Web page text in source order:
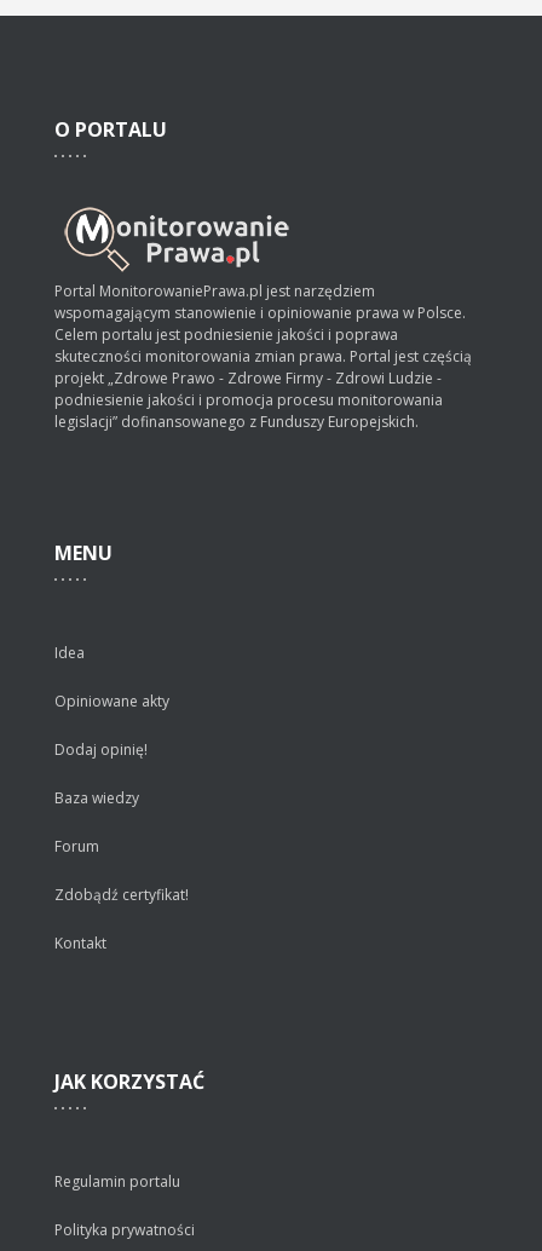
O PORTALU
Portal MonitorowaniePrawa.pl jest narzędziem
wspomagającym stanowienie i opiniowanie prawa w Polsce.
Celem portalu jest podniesienie jakości i poprawa
skuteczności monitorowania zmian prawa. Portal jest częścią
projekt „Zdrowe Prawo - Zdrowe Firmy - Zdrowi Ludzie -
podniesienie jakości i promocja procesu monitorowania
legislacji” dofinansowanego z Funduszy Europejskich.
MENU
Idea
Opiniowane akty
Dodaj opinię!
Baza wiedzy
Forum
Zdobądź certyfikat!
Kontakt
JAK KORZYSTAĆ
Regulamin portalu
Polityka prywatności